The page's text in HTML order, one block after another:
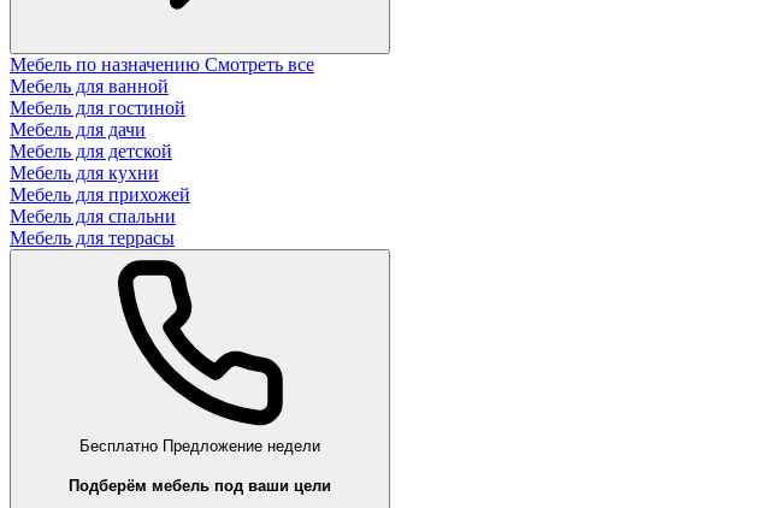
Мебель по назначениюСмотреть все
Мебель для ванной
Мебель для гостиной
Мебель для дачи
Мебель для детской
Мебель для кухни
Мебель для прихожей
Мебель для спальни
Мебель для террасы
Бесплатно Предложение недели
Подберём мебель под ваши цели